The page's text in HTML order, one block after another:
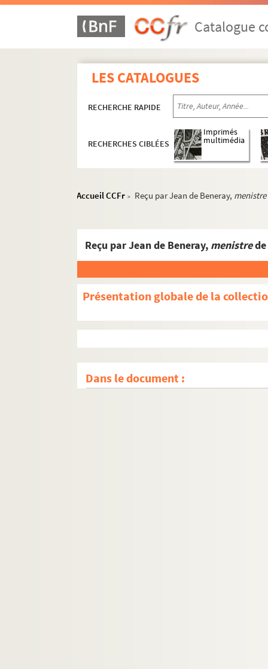
Catalogue
LES CATALOGUES
RECHERCHE RAPIDE
RECHERCHES CIBLÉES
Imprimés
multimédia
Accueil CCFr > Reçu par Jean de Beneray, menistre
Reçu par Jean de Beneray, menistrede la
Présentation globale de la
Dans le document :